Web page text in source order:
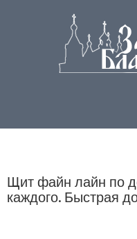
Щит файн лайн по
каждого. Быстрая